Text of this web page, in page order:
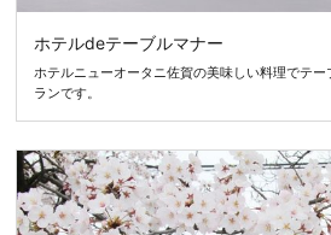
ホテルdeテーブルマナー
ホテルニューオータニ佐賀の美味しい料理でテ
ランです。